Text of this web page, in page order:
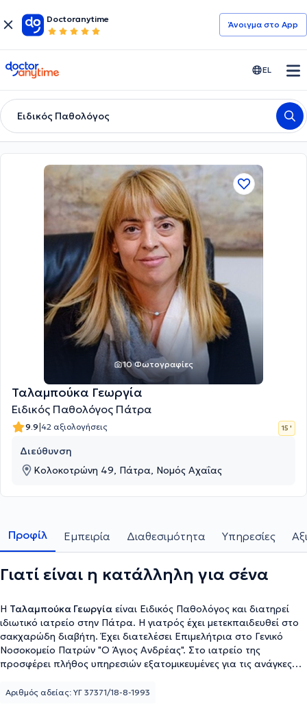
Doctoranytime
Άνοιγμα στο App
doctoranytime EL
Ειδικός Παθολόγος
10 Φωτογραφίες
Ταλαμπούκα Γεωργία
Ειδικός Παθολόγος Πάτρα
9.9|42 αξιολογήσεις 15 '
Διεύθυνση
Κολοκοτρώνη 49, Πάτρα, Νομός Αχαΐας
Προφίλ Εμπειρία Διαθεσιμότητα Υπηρεσίες
Γιατί είναι η κατάλληλη για σένα
Η Ταλαμπούκα Γεωργία είναι Ειδικός Παθολόγος και διατηρεί
ιδιωτικό ιατρείο στην Πάτρα. Η γιατρός έχει μετεκπαιδευθεί στο
σακχαρώδη διαβήτη. Έχει διατελέσει Επιμελήτρια στο Γενικό
Νοσοκομείο Πατρών "Ο Άγιος Ανδρέας". Στο ιατρείο της
προσφέρει πλήθος υπηρεσιών εξατομικευμένες για τις ανάγκες
Αριθμός αδείας: ΥΓ 37371/18-8-1993